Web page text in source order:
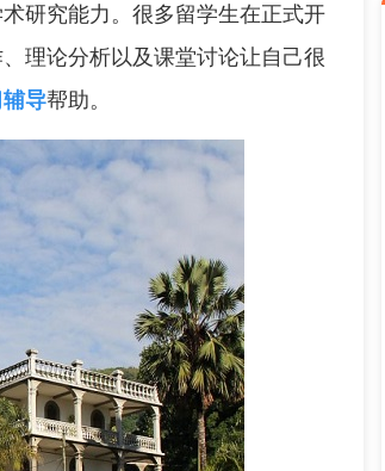
研究能力。很多留学生在正式开
理论分析以及课堂讨论让自己很
导帮助。